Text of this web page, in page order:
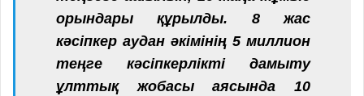
орындары құрылды. 8 жас
кәсіпкер аудан әкімінің 5 миллион
теңге кәсіпкерлікті дамыту
ұлттық жобасы аясында 10